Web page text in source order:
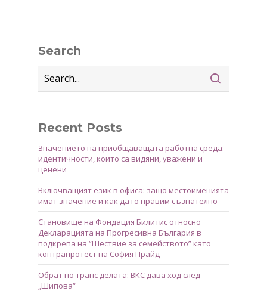
Search
Recent Posts
Значението на приобщаващата работна среда:
идентичности, които са видяни, уважени и
ценени
Включващият език в офиса: защо местоименията
имат значение и как да го правим съзнателно
Становище на Фондация Билитис относно
Декларацията на Прогресивна България в
подкрепа на “Шествие за семейството” като
контрапротест на София Прайд
Обрат по транс делата: ВКС дава ход след
„Шипова“